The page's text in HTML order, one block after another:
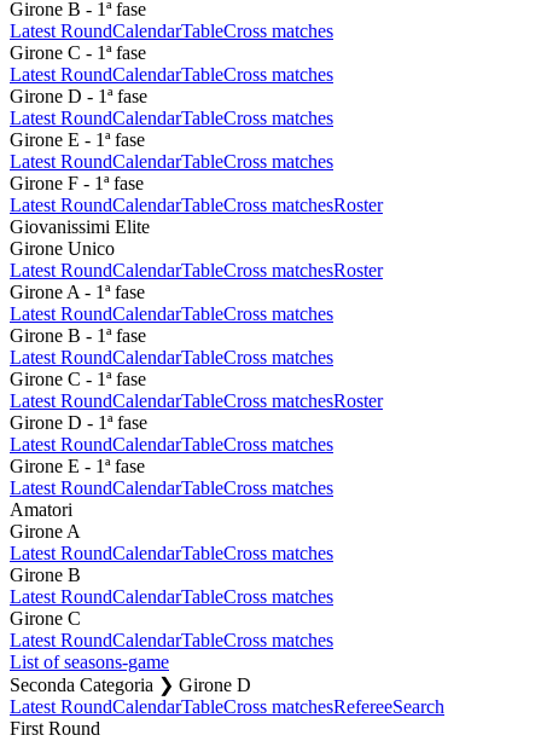
Girone B - 1ª fase
Latest RoundCalendarTableCross matches
Girone C - 1ª fase
Latest RoundCalendarTableCross matches
Girone D - 1ª fase
Latest RoundCalendarTableCross matches
Girone E - 1ª fase
Latest RoundCalendarTableCross matches
Girone F - 1ª fase
Latest RoundCalendarTableCross matchesRoster
Giovanissimi Elite
Girone Unico
Latest RoundCalendarTableCross matchesRoster
Girone A - 1ª fase
Latest RoundCalendarTableCross matches
Girone B - 1ª fase
Latest RoundCalendarTableCross matches
Girone C - 1ª fase
Latest RoundCalendarTableCross matchesRoster
Girone D - 1ª fase
Latest RoundCalendarTableCross matches
Girone E - 1ª fase
Latest RoundCalendarTableCross matches
Amatori
Girone A
Latest RoundCalendarTableCross matches
Girone B
Latest RoundCalendarTableCross matches
Girone C
Latest RoundCalendarTableCross matches
List of seasons-game
Seconda Categoria ❯ Girone D
Latest RoundCalendarTableCross matchesRefereeSearch
First Round